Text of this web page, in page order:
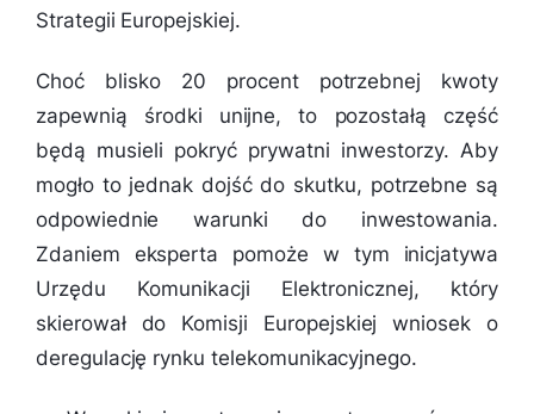
Strategii Europejskiej.
Choć blisko 20 procent potrzebnej kwoty
zapewnią środki unijne, to pozostałą część
będą musieli pokryć prywatni inwestorzy. Aby
mogło to jednak dojść do skutku, potrzebne są
odpowiednie warunki do inwestowania.
Zdaniem eksperta pomoże w tym inicjatywa
Urzędu Komunikacji Elektronicznej, który
skierował do Komisji Europejskiej wniosek o
deregulację rynku telekomunikacyjnego.